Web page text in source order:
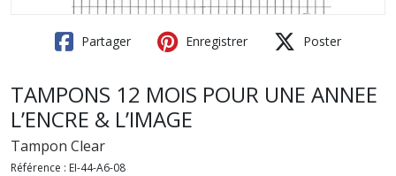
Partager Enregistrer Poster
TAMPONS 12 MOIS POUR UNE ANNEE
L’ENCRE & L’IMAGE
Tampon Clear
Référence : EI-44-A6-08